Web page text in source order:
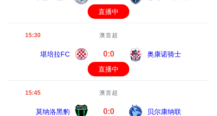
直播中
15:30 澳首超
堪培拉FC 0:0
奥康诺骑士
直播中
15:45 澳首超
莫纳洛黑豹 0:0
贝尔康纳联